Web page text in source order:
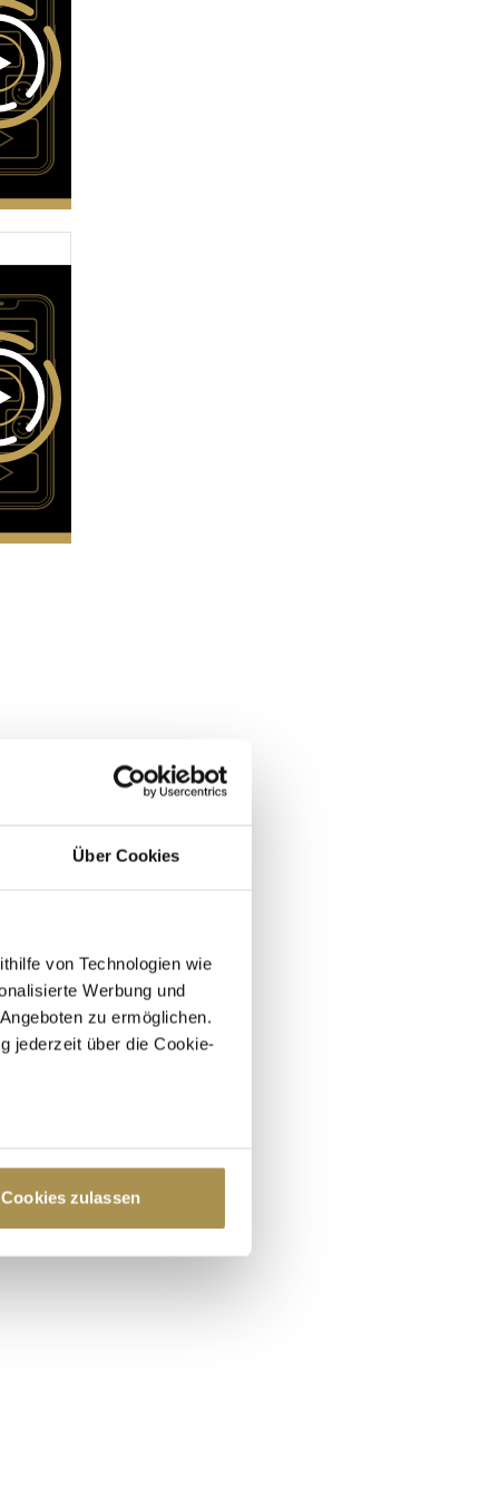
Über Cookies
von Technologien wie
Werbung und
zu ermöglichen.
jederzeit über die Cookie-
sein können
Präferenzen im
Verwendung unserer
diese Informationen
Rahmen Ihrer Nutzung
Cookies zulassen